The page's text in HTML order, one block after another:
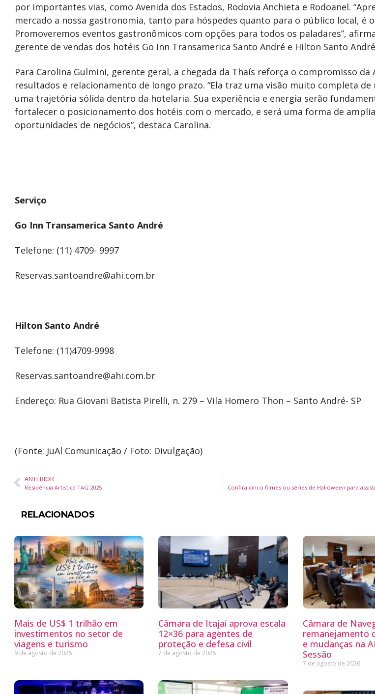
por importantes vias, como Avenida dos Estados, Rodovia Anchieta e Rodoanel.
mercado a nossa gastronomia, tanto para hóspedes quanto para o público local, é
Promoveremos eventos gastronômicos com opções para todos os paladares”,
gerente de vendas dos hotéis Go Inn Transamerica Santo André e Hilton Santo
Para Carolina Gulmini, gerente geral, a chegada da Thaís reforça o compromisso da
resultados e relacionamento de longo prazo. “Ela traz uma visão muito completa de
uma trajetória sólida dentro da hotelaria. Sua experiência e energia serão
fortalecer o posicionamento dos hotéis com o mercado, e será uma forma de
oportunidades de negócios”, destaca Carolina.
Serviço
Go Inn Transamerica Santo André
Telefone: (11) 4709- 9997
Reservas.santoandre@ahi.com.br
Hilton Santo André
Telefone: (11)4709-9998
Reservas.santoandre@ahi.com.br
Endereço: Rua Giovani Batista Pirelli, n. 279 – Vila Homero Thon – Santo André- SP
(Fonte: JuAl Comunicação / Foto: Divulgação)
ANTERIOR
Residência Artística TAG 2025 Confira cinco filmes ou séries de Halloween para
RELACIONADOS
Mais de US$ 1 trilhão em
investimentos no setor de
viagens e turismo
9 de agosto de 2026
Câmara de Itajaí aprova escala
12×36 para agentes de
proteção e defesa civil
7 de agosto de 2026
Câmara de
remanejamento
e mudanças na
Sessão
7 de agosto de 2026